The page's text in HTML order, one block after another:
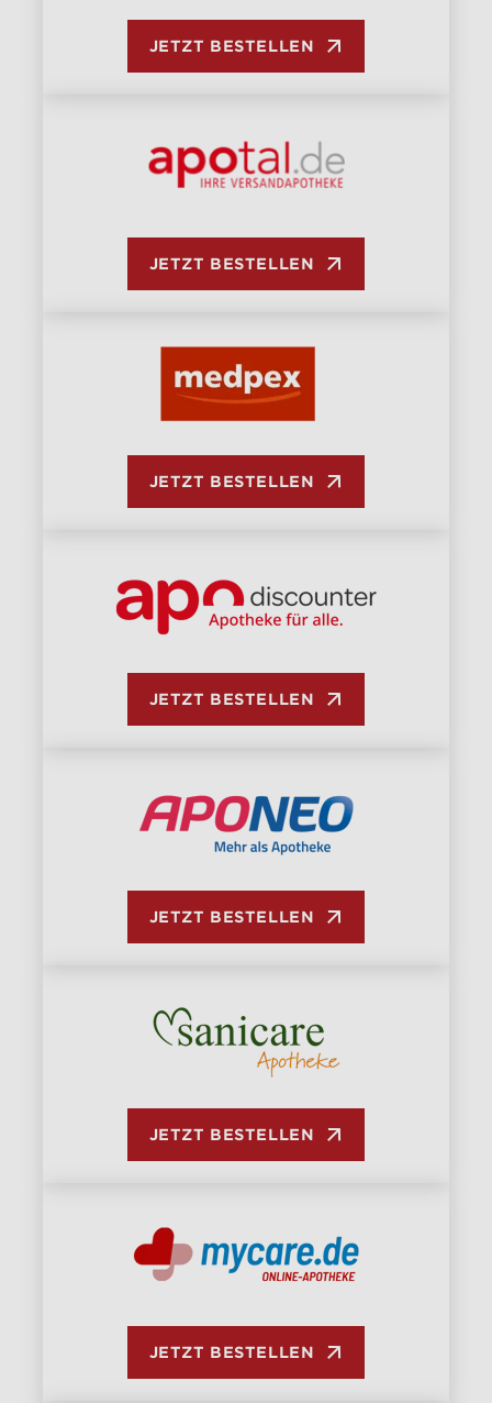
JETZT BESTELLEN
JETZT BESTELLEN
JETZT BESTELLEN
JETZT BESTELLEN
JETZT BESTELLEN
JETZT BESTELLEN
JETZT BESTELLEN